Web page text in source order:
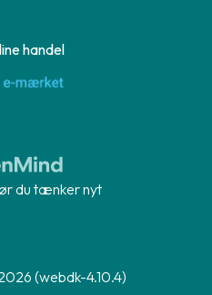
handel
du tænker nyt
(webdk-4.10.4)